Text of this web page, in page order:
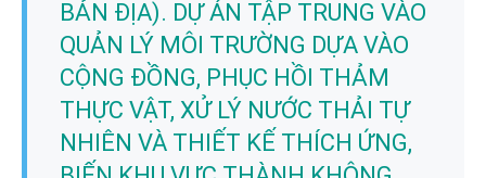
BẢN ĐỊA). DỰ ÁN TẬP TRUNG VÀO
QUẢN LÝ MÔI TRƯỜNG DỰA VÀO
CỘNG ĐỒNG, PHỤC HỒI THẢM
THỰC VẬT, XỬ LÝ NƯỚC THẢI TỰ
NHIÊN VÀ THIẾT KẾ THÍCH ỨNG,